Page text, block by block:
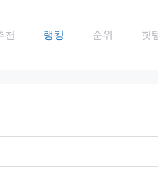
천 랭킹 순위 핫